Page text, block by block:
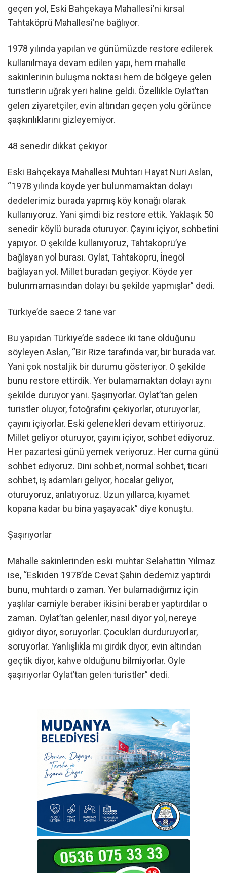
geçen yol, Eski Bahçekaya Mahallesi’ni kırsal
Tahtaköprü Mahallesi’ne bağlıyor.
1978 yılında yapılan ve günümüzde restore edilerek
kullanılmaya devam edilen yapı, hem mahalle
sakinlerinin buluşma noktası hem de bölgeye gelen
turistlerin uğrak yeri haline geldi. Özellikle Oylat’tan
gelen ziyaretçiler, evin altından geçen yolu görünce
şaşkınlıklarını gizleyemiyor.
48 senedir dikkat çekiyor
Eski Bahçekaya Mahallesi Muhtarı Hayat Nuri Aslan,
“1978 yılında köyde yer bulunmamaktan dolayı
dedelerimiz burada yapmış köy konağı olarak
kullanıyoruz. Yani şimdi biz restore ettik. Yaklaşık 50
senedir köylü burada oturuyor. Çayını içiyor, sohbetini
yapıyor. O şekilde kullanıyoruz, Tahtaköprü’ye
bağlayan yol burası. Oylat, Tahtaköprü, İnegöl
bağlayan yol. Millet buradan geçiyor. Köyde yer
bulunmamasından dolayı bu şekilde yapmışlar” dedi.
Türkiye’de saece 2 tane var
Bu yapıdan Türkiye’de sadece iki tane olduğunu
söyleyen Aslan, “Bir Rize tarafında var, bir burada var.
Yani çok nostaljik bir durumu gösteriyor. O şekilde
bunu restore ettirdik. Yer bulamamaktan dolayı aynı
şekilde duruyor yani. Şaşırıyorlar. Oylat’tan gelen
turistler oluyor, fotoğrafını çekiyorlar, oturuyorlar,
çayını içiyorlar. Eski gelenekleri devam ettiriyoruz.
Millet geliyor oturuyor, çayını içiyor, sohbet ediyoruz.
Her pazartesi günü yemek veriyoruz. Her cuma günü
sohbet ediyoruz. Dini sohbet, normal sohbet, ticari
sohbet, iş adamları geliyor, hocalar geliyor,
oturuyoruz, anlatıyoruz. Uzun yıllarca, kıyamet
kopana kadar bu bina yaşayacak” diye konuştu.
Şaşırıyorlar
Mahalle sakinlerinden eski muhtar Selahattin Yılmaz
ise, “Eskiden 1978’de Cevat Şahin dedemiz yaptırdı
bunu, muhtardı o zaman. Yer bulamadığımız için
yaşlılar camiyle beraber ikisini beraber yaptırdılar o
zaman. Oylat’tan gelenler, nasıl diyor yol, nereye
gidiyor diyor, soruyorlar. Çocukları durduruyorlar,
soruyorlar. Yanlışlıkla mı girdik diyor, evin altından
geçtik diyor, kahve olduğunu bilmiyorlar. Öyle
şaşırıyorlar Oylat’tan gelen turistler” dedi.